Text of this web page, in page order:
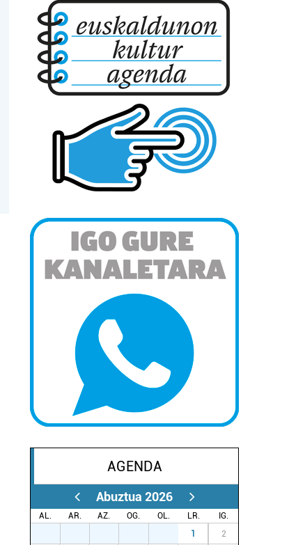
AGENDA
Abuztua 2026
AL. AR. AZ. OG. OL. LR.
IG.
1 2